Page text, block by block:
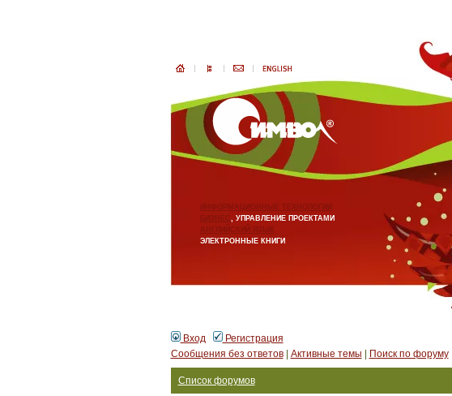
ИНФОРМАЦИОННЫЕ ТЕХНОЛОГИИ
БИЗНЕС, УПРАВЛЕНИЕ ПРОЕКТАМИ
АНГЛИЙСКИЙ ЯЗЫК
ЭЛЕКТРОННЫЕ КНИГИ
Вход
Регистрация
Сообщения без ответов| Активные темы Поиск по форуму
Список форумов